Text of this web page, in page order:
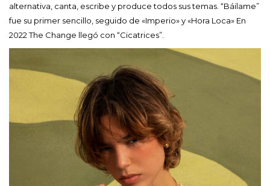
alternativa, canta, escribe y produce todos sus temas. “Báilame”
fue su primer sencillo, seguido de «Imperio» y «Hora Loca» En
2022 The Change llegó con “Cicatrices”.